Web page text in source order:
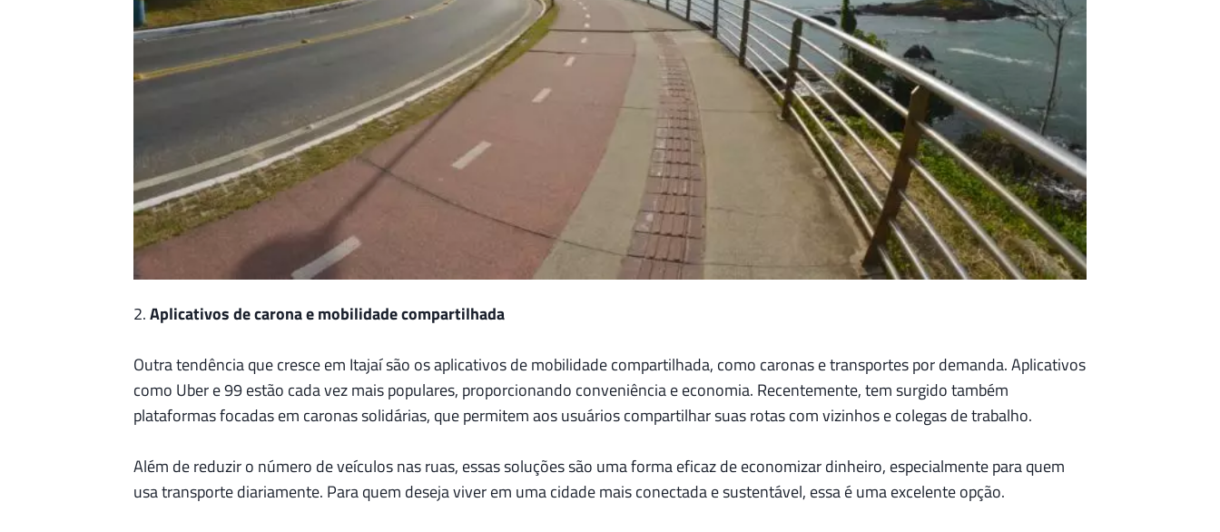
2.Aplicativos de carona e mobilidade compartilhada
Outra tendência que cresce em Itajaí são os aplicativos de mobilidade compartilhada, como caronas e transportes por demanda. Aplicativos
como Uber e 99 estão cada vez mais populares, proporcionando conveniência e economia. Recentemente, tem surgido também
plataformas focadas em caronas solidárias, que permitem aos usuários compartilhar suas rotas com vizinhos e colegas de trabalho.
Além de reduzir o número de veículos nas ruas, essas soluções são uma forma eficaz de economizar dinheiro, especialmente para quem
usa transporte diariamente. Para quem deseja viver em uma cidade mais conectada e sustentável, essa é uma excelente opção.